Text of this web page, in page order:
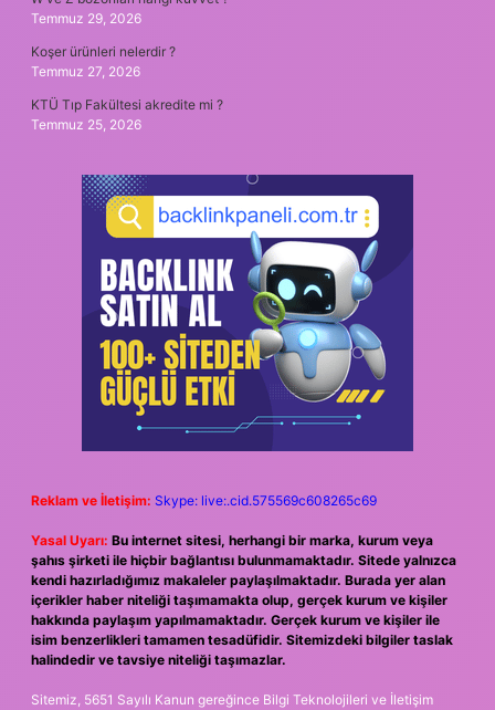
Temmuz 29, 2026
Koşer ürünleri nelerdir ?
Temmuz 27, 2026
KTÜ Tıp Fakültesi akredite mi ?
Temmuz 25, 2026
Reklam ve İletişim: Skype: live:.cid.575569c608265c69
Yasal Uyarı: Bu internet sitesi, herhangi bir marka, kurum veya
şahıs şirketi ile hiçbir bağlantısı bulunmamaktadır. Sitede yalnızca
kendi hazırladığımız makaleler paylaşılmaktadır. Burada yer alan
içerikler haber niteliği taşımamakta olup, gerçek kurum ve kişiler
hakkında paylaşım yapılmamaktadır. Gerçek kurum ve kişiler ile
isim benzerlikleri tamamen tesadüfidir. Sitemizdeki bilgiler taslak
halindedir ve tavsiye niteliği taşımazlar.
Sitemiz, 5651 Sayılı Kanun gereğince Bilgi Teknolojileri ve İletişim